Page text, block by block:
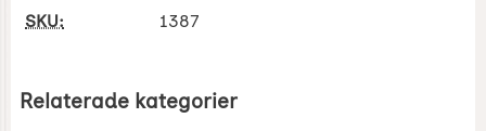
SKU: 1387
Relaterade kategorier